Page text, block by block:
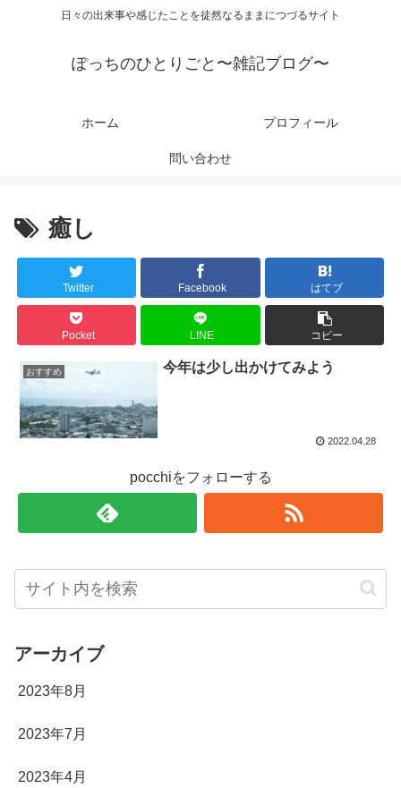
日々の出来事や感じたことを徒然なるままにつづるサイト
ぽっちのひとりごと〜雑記ブログ〜
ホーム プロフィール
問い合わせ
癒し
Twitter Facebook はてブ
Pocket LINE コピー
おすすめ 今年は少し出かけてみよう
2022.04.28
pocchiをフォローする
アーカイブ
2023年8月
2023年7月
2023年4月